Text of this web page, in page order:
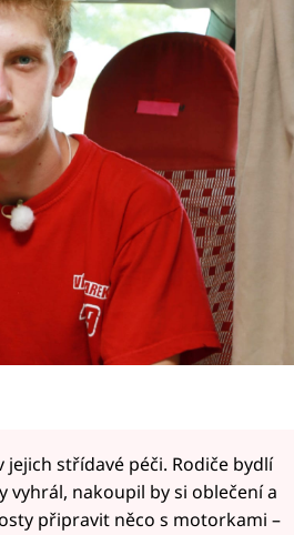
střídavé péči. Rodiče bydlí
vyhrál, nakoupil by si oblečení a
připravit něco s motorkami –